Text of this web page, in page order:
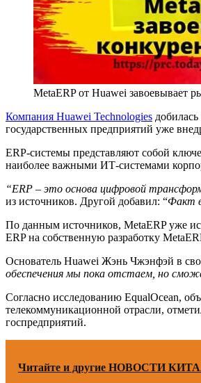
MetaERP от Huawei завоевывает
Компания Huawei Technologies
государственных предприятий уже
ERP-системы представляют собой
наиболее важными ИТ-системами
“ERP – это основа цифровой
из источников. Другой добавил: “Факт
По данным источников, MetaERP уже
ERP на собственную разработку
Основатель Huawei Жэнь Чжэнфэй в
обеспечения мы пока отстаем, но
Согласно исследованию EqualOcean,
телекоммуникационной отрасли,
госпредприятий.
Читайте и другие НОВОСТИ